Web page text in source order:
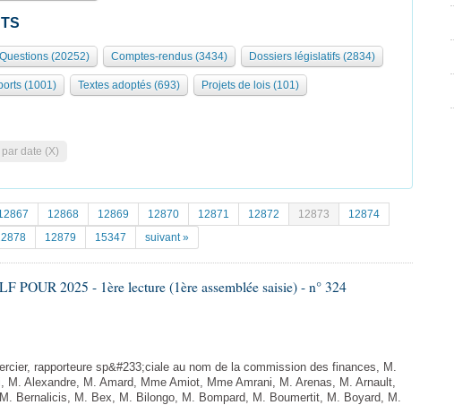
Questions (20252) Comptes-rendus (3434) Dossiers législatifs (2834)
(1001) Textes adoptés (693) Projets de lois (101)
date (X)
12868 12869 12870 12871 12872 12873
12874
12879 15347 suivant »
POUR 2025 - 1ère lecture (1ère assemblée saisie) - n° 324
rapporteure sp&#233;ciale au nom de la commission des finances, M.
M. Alexandre, M. Amard, Mme Amiot, Mme Amrani, M. Arenas, M. Arnault,
Bernalicis, M. Bex, M. Bilongo, M. Bompard, M. Boumertit, M. Boyard, M.